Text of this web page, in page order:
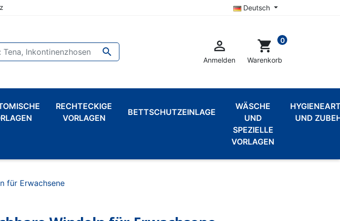
Deutsch
 
Anmelden
shopping_cart 0
Warenkorb
RECHTECKIGE
VORLAGEN
BETTSCHUTZEINLAGE
WÄSCHE
UND
SPEZIELLE
VORLAGEN
UND
für Erwachsene